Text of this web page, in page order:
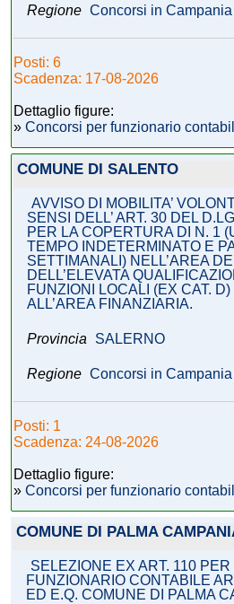
Regione Concorsi in Campania
Posti: 6
Scadenza: 17-08-2026
Dettaglio figure:
» Concorsi per funzionario
COMUNE DI SALENTO
AVVISO DI MOBILITA’
SENSI DELL’ ART. 30 DEL
PER LA COPERTURA DI N. 1
TEMPO INDETERMINATO E
SETTIMANALI) NELL’AREA
DELL’ELEVATA
FUNZIONI LOCALI (EX CAT.
ALL’AREA FINANZIARIA.
Provincia SALERNO
Regione Concorsi in Campania
Posti: 1
Scadenza: 24-08-2026
Dettaglio figure:
» Concorsi per funzionario
COMUNE DI PALMA
SELEZIONE EX ART. 110
FUNZIONARIO CONTABILE
ED E.Q. COMUNE DI PALMA